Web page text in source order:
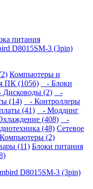
питания
D8015SM-3 (3pin)
Компьютеры и
ПК (1056)
- Блоки
Дисководы (2)
-
(14)
- Контроллеры
(41)
- Моддинг
(408)
-
(48) Сетевое
Компьютеры (2)
(11) Блоки питания